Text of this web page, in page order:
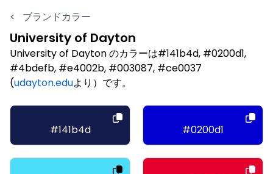
< ブランドカラー
University of Dayton
University of Dayton のカラーは#141b4d, #0200d1,
#4bdefb, #e4002b, #003087, #ce0037
(udayton.eduより）です。
#141b4d #0200d1